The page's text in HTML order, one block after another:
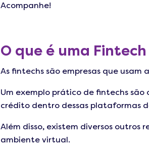
Acompanhe!
O que é uma
As fintechs são empresas que
Um exemplo prático de fintechs
crédito dentro dessas plataformas
Além disso, existem diversos outros
ambiente virtual.